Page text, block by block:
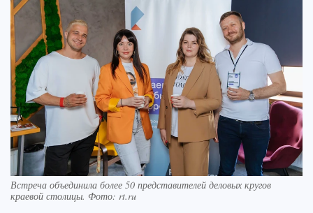
Встреча объединила более 50 представителей деловых кругов
краевой столицы. Фото: rt.ru